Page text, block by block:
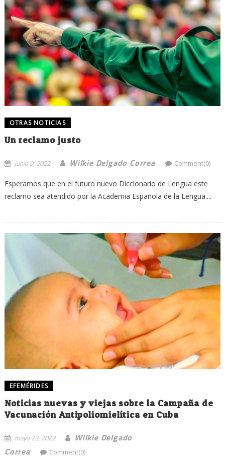
OTRAS NOTICIAS
Un reclamo justo
junio 9, 2022 Wilkie Delgado Correa Comment(0)
Esperamos que en el futuro nuevo Diccionario de Lengua este
reclamo sea atendido por la Academia Española de la Lengua....
EFEMÉRIDES
Noticias nuevas y viejas sobre la Campaña de
Vacunación Antipoliomielítica en Cuba
mayo 23, 2022
Wilkie Delgado
Correa
Comment(0)